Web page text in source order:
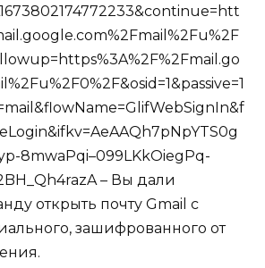
8mwaPqi–099LKkOiegPq-
– Вы дали
открыть почту Gmail с
зашифрованного от